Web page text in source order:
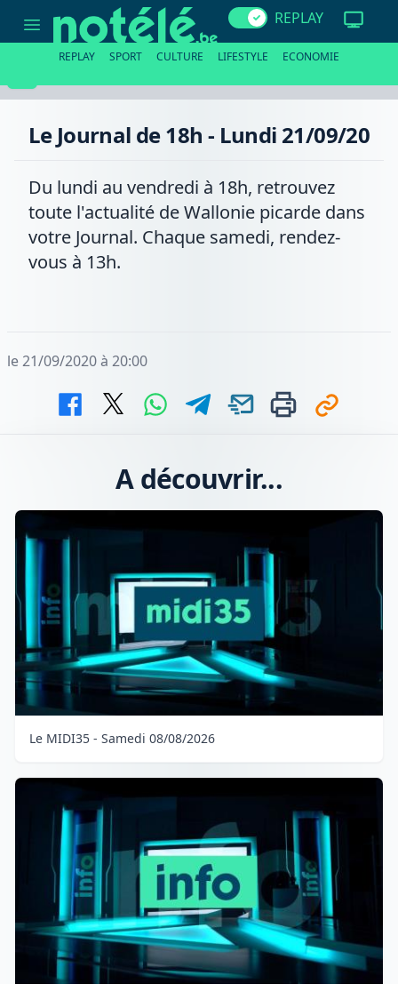
Journal
21/09/20
REPLAY
REPLAY SPORT CULTURE LIFESTYLE ECONOMIE
Le Journal de 18h - Lundi 21/09/20
Du lundi au vendredi à 18h, retrouvez
toute l'actualité de Wallonie picarde dans
votre Journal. Chaque samedi, rendez-
vous à 13h.
le 21/09/2020 à 20:00
A découvrir...
Le MIDI35 - Samedi 08/08/2026